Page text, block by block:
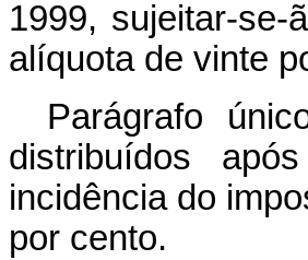
1999, sujeitar-
alíquota de vinte
Parágrafo
distribuídos
incidência do
por cento.